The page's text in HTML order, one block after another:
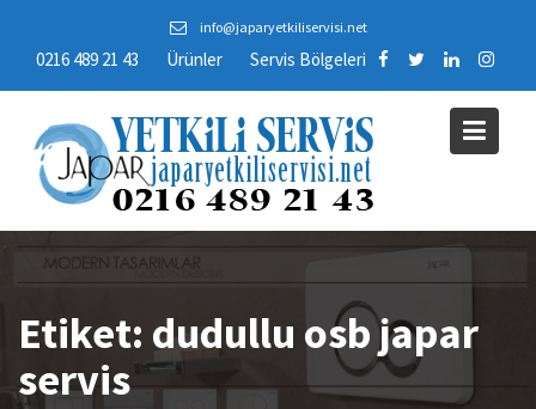
content
info@japaryetkiliservisi.net
0216 489 21 43 Ürünler Servis Bölgeleri
Etiket: dudullu osb japar
servis